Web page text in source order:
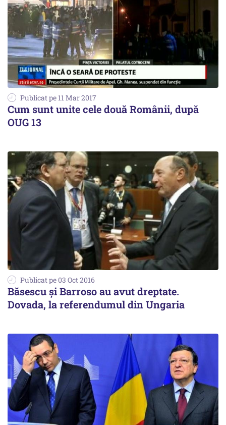
Publicat pe 11 Mar 2017
Cum sunt unite cele două Românii, după
OUG 13
Publicat pe 03 Oct 2016
Băsescu și Barroso au avut dreptate.
Dovada, la referendumul din Ungaria